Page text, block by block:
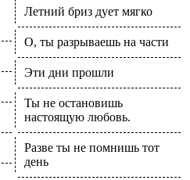
Летний бриз дует мягко
О, ты разрываешь на части
Эти дни прошли
Ты не остановишь
настоящую любовь.
Разве ты не помнишь тот
день